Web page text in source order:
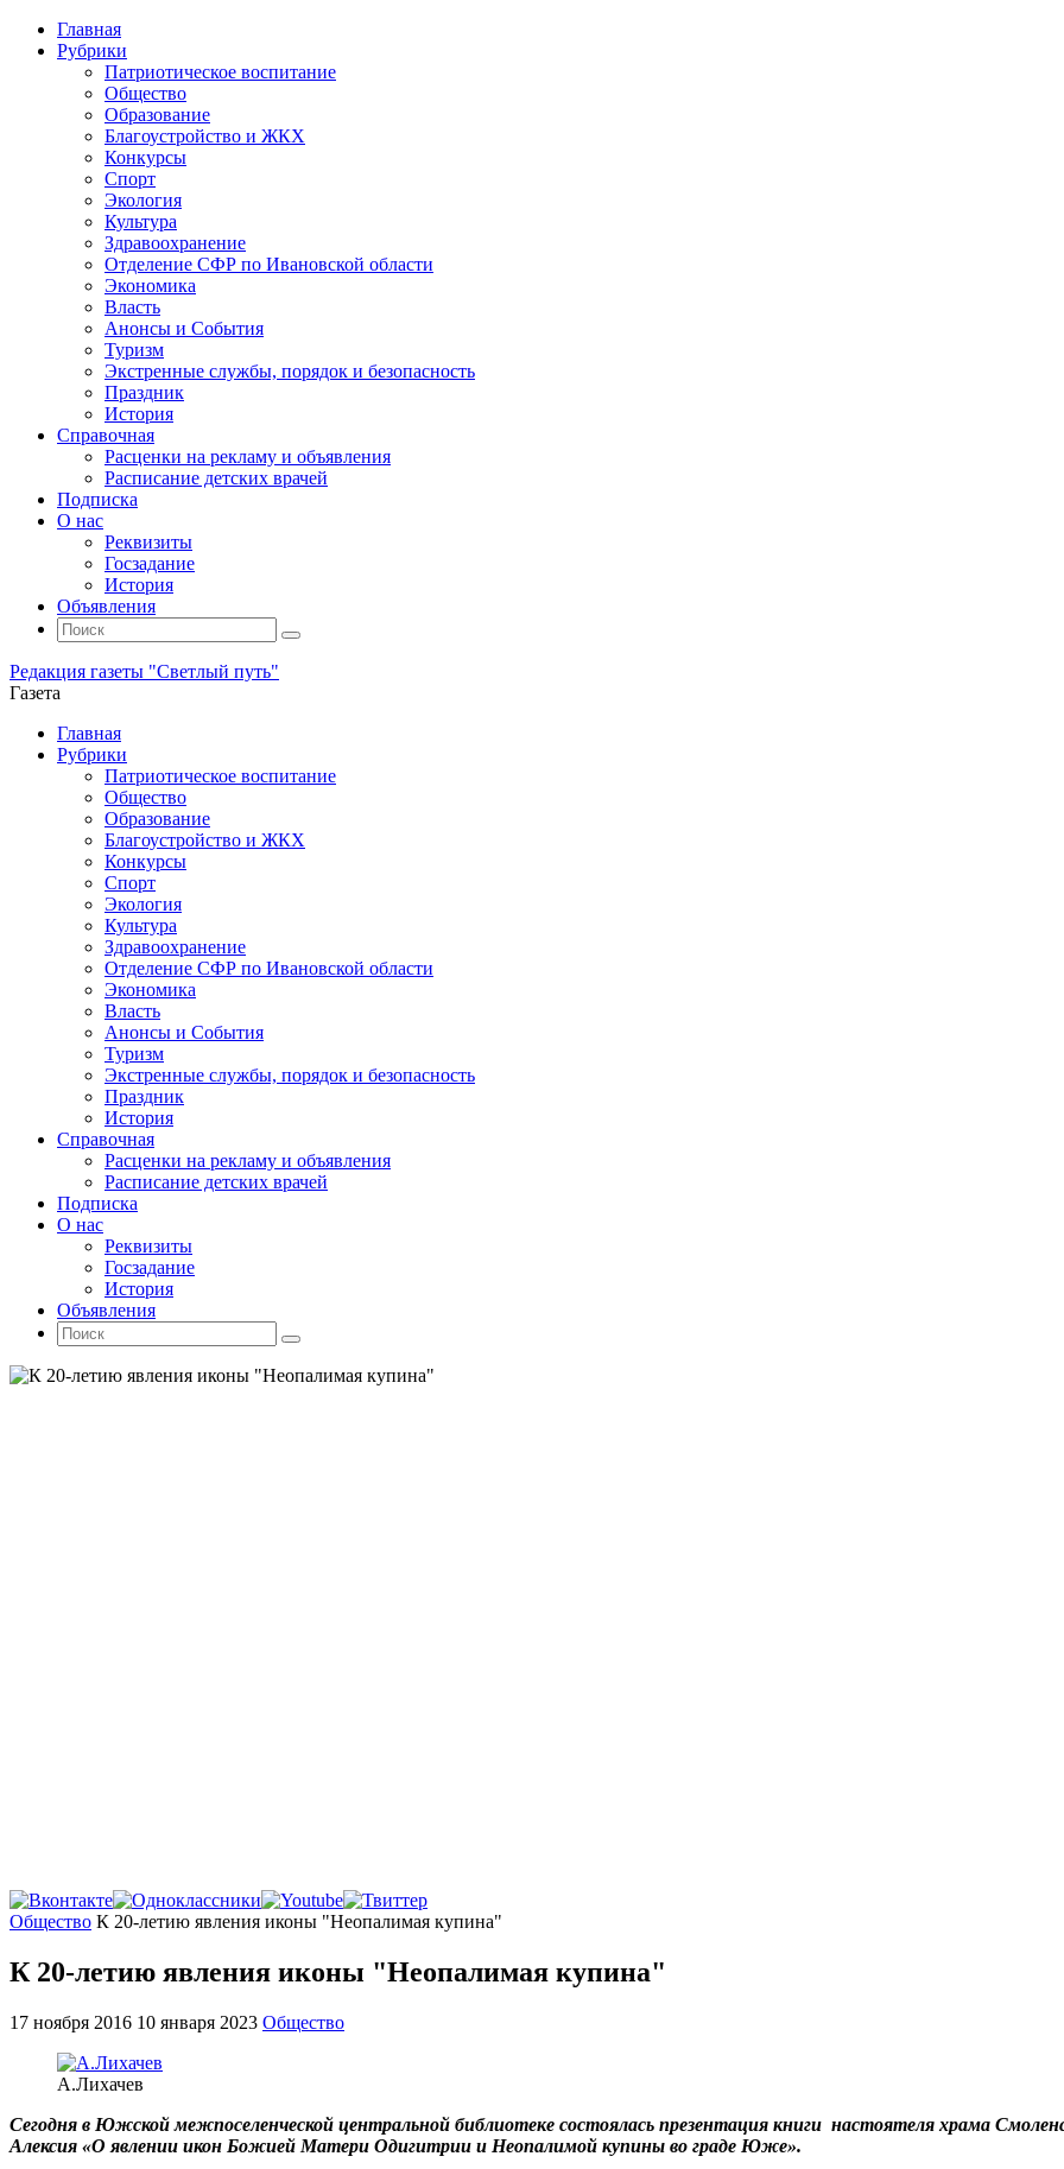
Главная
Рубрики
Патриотическое воспитание
Общество
Образование
Благоустройство и ЖКХ
Конкурсы
Спорт
Экология
Культура
Здравоохранение
Отделение СФР по Ивановской области
Экономика
Власть
Анонсы и События
Туризм
Экстренные службы, порядок и безопасность
Праздник
История
Справочная
Расценки на рекламу и объявления
Расписание детских врачей
Подписка
О нас
Реквизиты
Госзадание
История
Объявления
Поиск
Искать:
Поиск
Редакция газеты "Светлый путь"
Газета
Промотать
содержимому
Главная
Рубрики
Патриотическое воспитание
Общество
Образование
Благоустройство и ЖКХ
Конкурсы
Спорт
Экология
Культура
Здравоохранение
Отделение СФР по Ивановской области
Экономика
Власть
Анонсы и События
Туризм
Экстренные службы, порядок и безопасность
Праздник
История
Справочная
Расценки на рекламу и объявления
Расписание детских врачей
Подписка
О нас
Реквизиты
Госзадание
История
Объявления
Поиск
Искать:
Поиск
Главная
Общество К 20-летию явления иконы "Неопалимая купина"
К 20-летию явления иконы "Неопалимая купина"
17 ноября 2016 10 января 2023 Общество
А.Лихачев
Сегодня в Южской межпоселенческой центральной библиотеке состоялась презентация книги настоятеля храма
Алексия «О явлении икон Божией Матери Одигитрии и Неопалимой купины во граде Юже».